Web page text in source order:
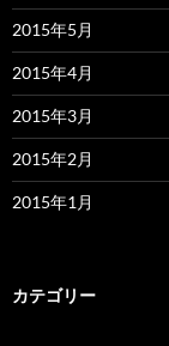
2015年5月
2015年4月
2015年3月
2015年2月
2015年1月
カテゴリー